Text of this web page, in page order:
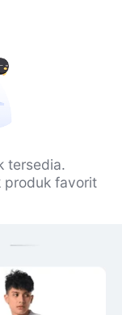
tersedia.
produk favorit